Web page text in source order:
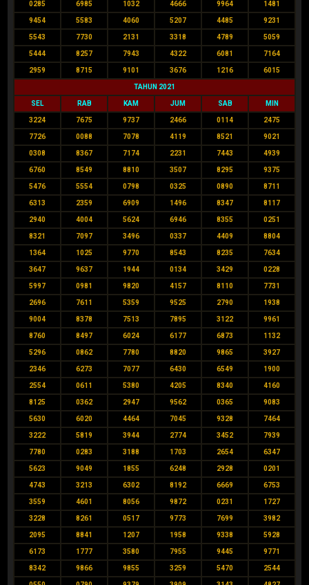
0285 6985 1032 4666 9964 1481
9454 5583 4060 5207 4485 9231
5543 7730 2131 3318 4789 5059
5444 8257 7943 4322 6081 7164
2959 8715 9101 3676 1216 6015
TAHUN 2021
SEL RAB KAM JUM SAB MIN
3224 7675 9737 2466 0114 2475
7726 0088 7078 4119 8521 9021
0308 8367 7174 2231 7443 4939
6760 8549 8810 3507 8295 9375
5476 5554 0798 0325 0890 8711
6313 2359 6909 1496 8347 8117
2940 4004 5624 6946 8355 0251
8321 7097 3496 0337 4409 8804
1364 1025 9770 8543 8235 7634
3647 9637 1944 0134 3429 0228
5997 0981 9820 4157 8110 7731
2696 7611 5359 9525 2790 1938
9004 8378 7513 7895 3122 9961
8760 8497 6024 6177 6873 1132
5296 0862 7780 8820 9865 3927
2346 6273 7077 6430 6549 1900
2554 0611 5380 4205 8340 4160
8125 0362 2947 9562 0365 9083
5630 6020 4464 7045 9328 7464
3222 5819 3944 2774 3452 7939
7780 0283 3188 1703 2654 6347
5623 9049 1855 6248 2928 0201
4743 3213 6302 8192 6669 6753
3559 4601 8056 9872 0231 1727
3228 8261 0517 9773 7699 3982
2095 8841 1207 1958 9338 5928
6173 1777 3580 7955 9445 9771
8342 9866 9855 3259 5470 2544